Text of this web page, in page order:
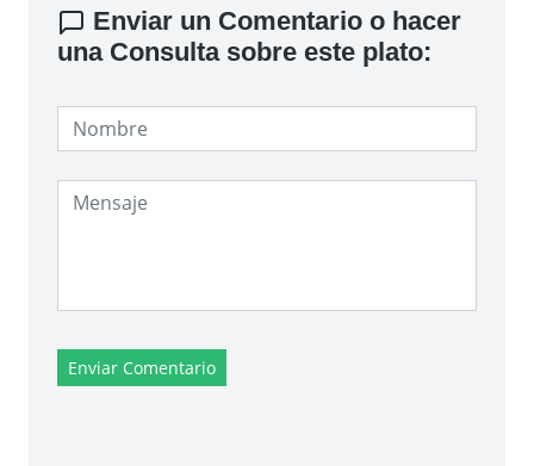
Enviar un Comentario o hacer
una Consulta sobre este plato:
Enviar Comentario